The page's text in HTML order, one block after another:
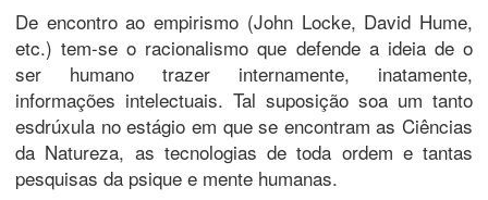
De encontro ao empirismo (John Locke, David Hume,
etc.) tem-se o racionalismo que defende a ideia de o
ser humano trazer internamente, inatamente,
informações intelectuais. Tal suposição soa um tanto
esdrúxula no estágio em que se encontram as Ciências
da Natureza, as tecnologias de toda ordem e tantas
pesquisas da psique e mente humanas.